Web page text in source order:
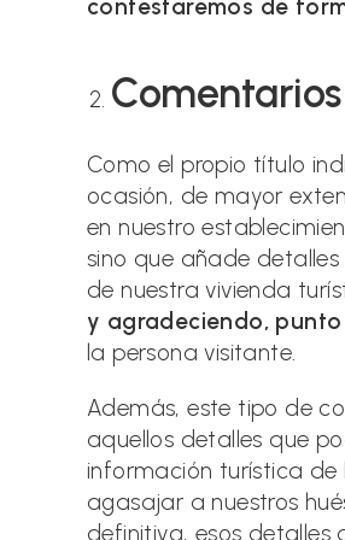
contestaremos de
Como el propio título
ocasión, de mayor
en nuestro
sino que añade
de nuestra vivienda
y agradeciendo,
la persona visitante.
Además, este tipo de
aquellos detalles que
información turística
agasajar a nuestros
definitiva, esos detalles